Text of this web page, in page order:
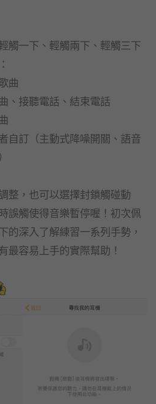
觸一下、輕觸兩下、輕觸三下
曲
、接聽電話、結束電話
自訂（主動式降噪開關、語音
整，也可以選擇封鎖觸碰動
誤觸使得音樂暫停喔！初次佩
的深入了解練習一系列手勢，
最容易上手的實際幫助！